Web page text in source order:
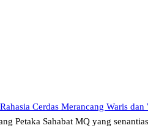
Cerdas Merancang Waris dan
Petaka Sahabat MQ yang